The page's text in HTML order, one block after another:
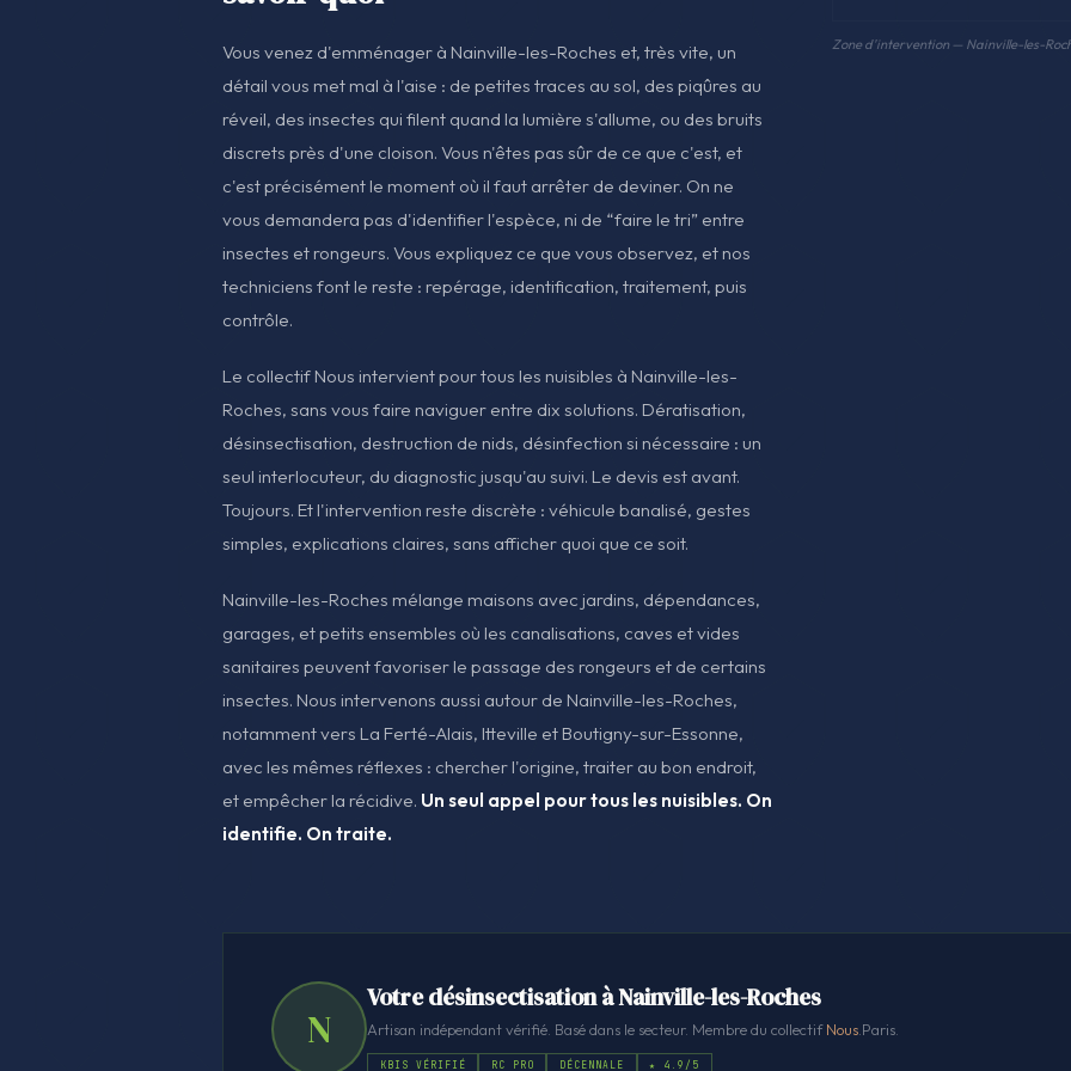
Vous venez d'emménager à Nainville-les-Roches et, très vite, un
détail vous met mal à l'aise : de petites traces au sol, des piqûres au
réveil, des insectes qui filent quand la lumière s'allume, ou des bruits
discrets près d'une cloison. Vous n'êtes pas sûr de ce que c'est, et
c'est précisément le moment où il faut arrêter de deviner. On ne
vous demandera pas d'identifier l'espèce, ni de “faire le tri” entre
insectes et rongeurs. Vous expliquez ce que vous observez, et nos
techniciens font le reste : repérage, identification, traitement, puis
contrôle.
Le collectif Nous intervient pour tous les nuisibles à Nainville-les-
Roches, sans vous faire naviguer entre dix solutions. Dératisation,
désinsectisation, destruction de nids, désinfection si nécessaire : un
seul interlocuteur, du diagnostic jusqu'au suivi. Le devis est avant.
Toujours. Et l'intervention reste discrète : véhicule banalisé, gestes
simples, explications claires, sans afficher quoi que ce soit.
Nainville-les-Roches mélange maisons avec jardins, dépendances,
garages, et petits ensembles où les canalisations, caves et vides
sanitaires peuvent favoriser le passage des rongeurs et de certains
insectes. Nous intervenons aussi autour de Nainville-les-Roches,
notamment vers La Ferté-Alais, Itteville et Boutigny-sur-Essonne,
avec les mêmes réflexes : chercher l'origine, traiter au bon endroit,
et empêcher la récidive. Un seul appel pour tous les nuisibles. On
identifie. On traite.
Zone d'intervention — Nainville-les-
N
Votre désinsectisation à Nainville-les-Roches
Artisan indépendant vérifié. Basé dans le secteur. Membre du collectifNous.Paris.
KBIS VÉRIFIÉ RC PRO DÉCENNALE ★ 4.9/5